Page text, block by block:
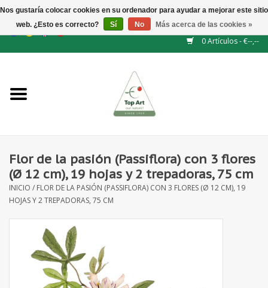
GBP/CHF /BGN/
0 Artículos - €--,--
NUEVO
Flores artificiales
Rama de hojas / bayas
Fruta artificial
Flor de la pasión (Passiflora) con 3 flores
(Ø 12 cm), 19 hojas y 2 trepadoras, 75 cm
INICIO / FLOR DE LA PASIÓN (PASSIFLORA) CON 3 FLORES (Ø 12 CM), 19
HOJAS Y 2 TREPADORAS, 75 CM
Nos gustaría colocar cookies en su ordenador para ayudar a mejorar este sitio
web. ¿Esto es correcto?
Sí No Más acerca de las cookies »